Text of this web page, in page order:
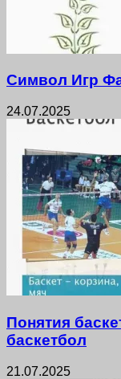
Символ Игр
24.07.2025
Понятия
баскетбол
21.07.2025